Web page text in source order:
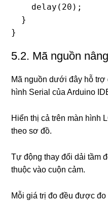
    delay(20);
  }
5.2. Mã nguồn
Mã nguồn dưới đây hỗ trợ
hình Serial của Arduino
Hiển thị cả trên màn hình
theo sơ đồ.
Tự động thay đổi dải tầm
thuộc vào cuộn cảm.
Mỗi giá trị đo đều được